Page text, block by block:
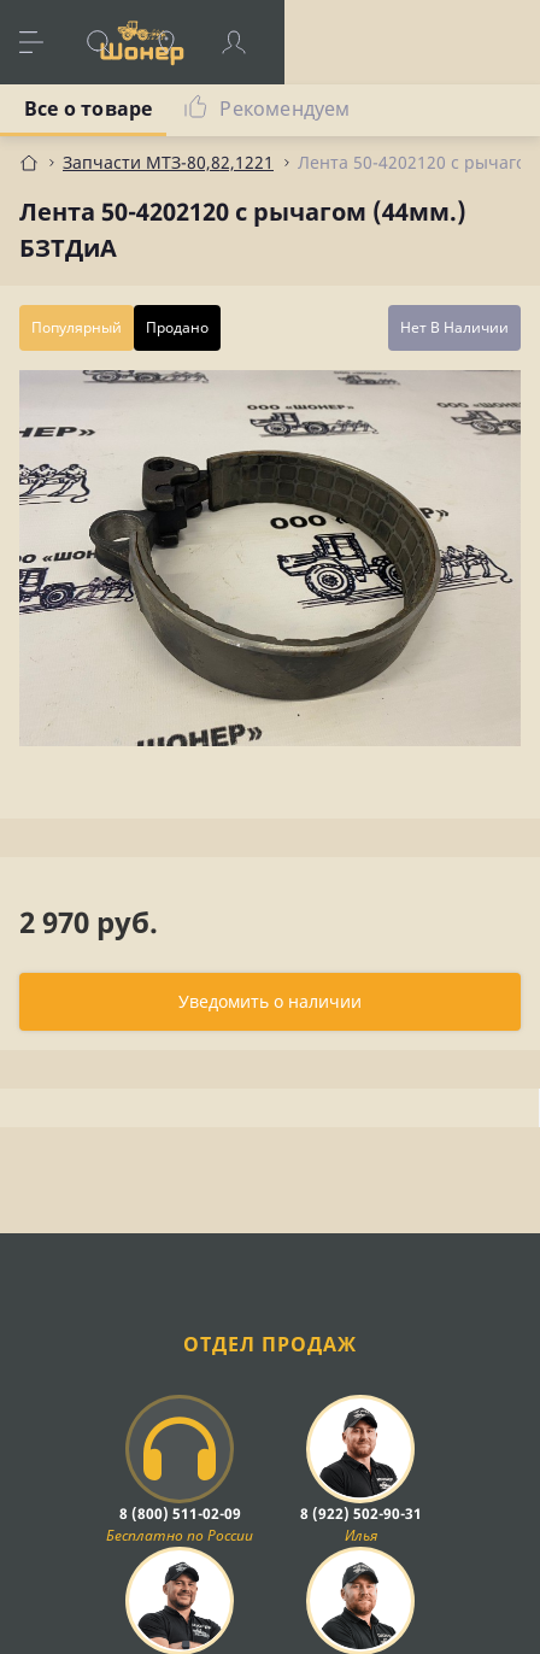
Запчасти МТЗ-80,82,1221 Лента 50-4202120 с
Лента 50-4202120 с рычагом (44мм.)
БЗТДиА
Все о товаре Рекомендуем
Популярный Продано Нет В Наличии
2 970 руб.
Уведомить о наличии
ОТДЕЛ ПРОДАЖ
8 (800) 511-02-09
Бесплатно по России
8 (922) 502-90-31
Илья